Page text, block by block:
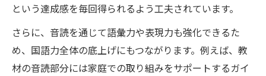
という達成感を毎回得られるよう工夫されています。
さらに、音読を通じて語彙力や表現力も強化できるた
め、国語力全体の底上げにもつながります。例えば、教
材の音読部分には家庭での取り組みをサポートするガイ